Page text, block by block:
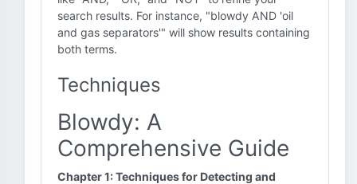
search results. For instance, "blowdy AND 'oil
and gas separators'" will show results containing
both terms.
Techniques
Blowdy: A
Comprehensive Guide
Chapter 1: Techniques for Detecting and